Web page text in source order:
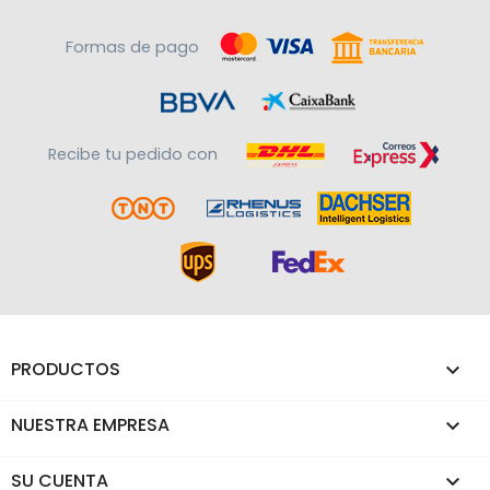
Formas de pago
Recibe tu pedido con
PRODUCTOS 
NUESTRA EMPRESA 
SU CUENTA 